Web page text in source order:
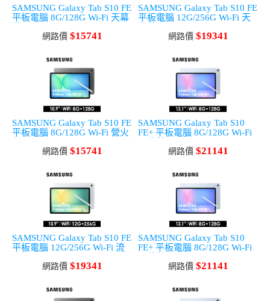
SAMSUNG Galaxy Tab S10 FE
平板電腦 8G/128G Wi-Fi 天幕
網路價 $15741
SAMSUNG Galaxy Tab S10 FE
平板電腦 12G/256G Wi-Fi 天
網路價 $19341
SAMSUNG Galaxy Tab S10 FE
平板電腦 8G/128G Wi-Fi 營火
網路價 $15741
SAMSUNG Galaxy Tab S10
FE+ 平板電腦 8G/128G Wi-Fi
網路價 $21141
SAMSUNG Galaxy Tab S10 FE
平板電腦 12G/256G Wi-Fi 流
網路價 $19341
SAMSUNG Galaxy Tab S10
FE+ 平板電腦 8G/128G Wi-Fi
網路價 $21141